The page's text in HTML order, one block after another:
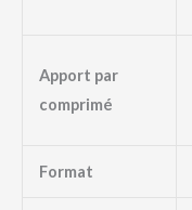
Apport par
comprimé
Format